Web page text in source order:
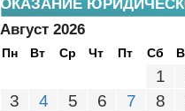
ОКАЗАНИЕ
Август 2026
Пн Вт Ср Чт Пт Сб
1
3
4 5 6 7 8